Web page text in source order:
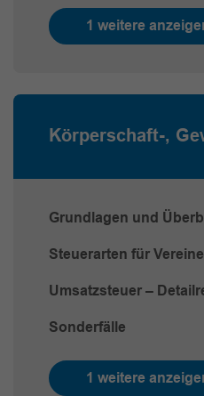
1 weitere
Körperschaft-,
Grundlagen und
Steuerarten für Vereine
Umsatzsteuer –
Sonderfälle
1 weitere